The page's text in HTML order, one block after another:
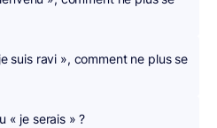
suis ravi », comment ne plus se
« je serais » ?